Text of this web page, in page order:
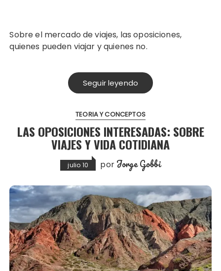
Sobre el mercado de viajes, las oposiciones,
quienes pueden viajar y quienes no.
Seguir leyendo
TEORIA Y CONCEPTOS
LAS OPOSICIONES INTERESADAS: SOBRE
VIAJES Y VIDA COTIDIANA
julio 10 por Jorge Gobbi